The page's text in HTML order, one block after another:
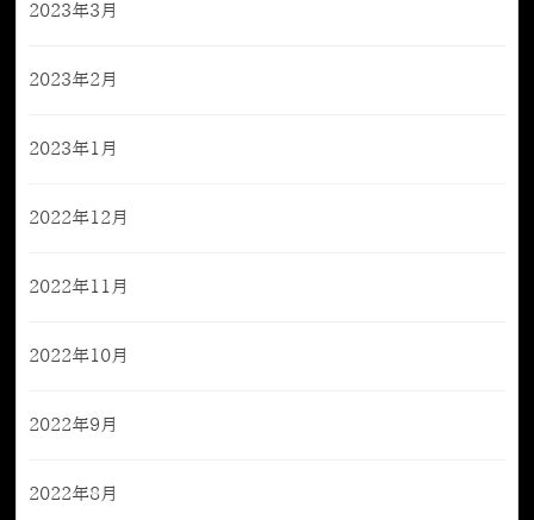
2023年3月
2023年2月
2023年1月
2022年12月
2022年11月
2022年10月
2022年9月
2022年8月